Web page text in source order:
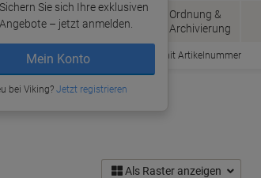
Sichern Sie sich Ihre exklusiven
Angebote – jetzt anmelden.
Mein Konto
bei Viking?Jetzt registrieren
Papier, Versand
& Pakete
Bürobedarf
Ordnung &
Archivierung
Bestellen mit Artikelnummer
Als Raster anzeigen